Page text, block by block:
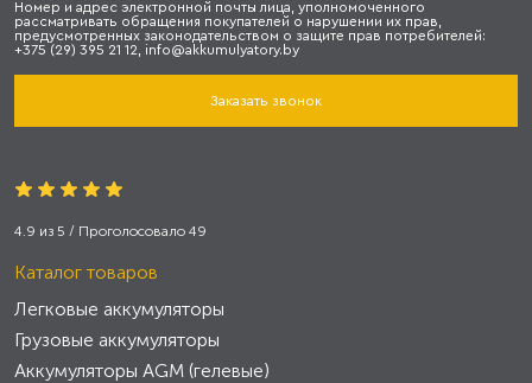
Номер и адрес электронной почты лица, уполномоченного
рассматривать обращения покупателей о нарушении их прав,
предусмотренных законодательством о защите прав потребителей:
+375 (29) 395 21 12, info@akkumulyatory.by
Заказать звонок
4.9 из 5 / Проголосовало 49
Каталог товаров
Легковые аккумуляторы
Грузовые аккумуляторы
Аккумуляторы AGM (гелевые)